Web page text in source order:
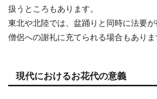
扱うところもあります。
東北や北陸では、盆踊りと同時に法要
僧侶への謝礼に充てられる場合もありま
現代におけるお花代の意義